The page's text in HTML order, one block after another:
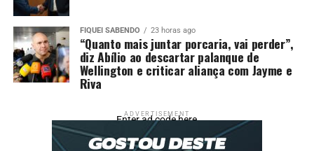
FIQUEI SABENDO 23 horas ago
“Quanto mais juntar porcaria, vai perder”,
diz Abílio ao descartar palanque de
Wellington e criticar aliança com Jayme e
Riva
ADVERTISEMENT
Enter ad code here